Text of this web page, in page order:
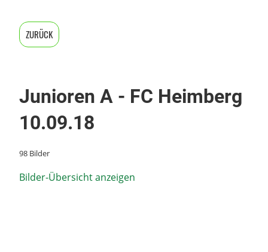
ZURÜCK
Junioren A - FC Heimberg
10.09.18
98 Bilder
Bilder-Übersicht anzeigen